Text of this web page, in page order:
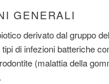
GENERALI
derivato dal gruppo
di infezioni batteriche
(malattia della